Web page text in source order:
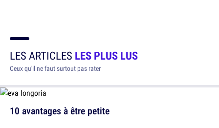
LES ARTICLES LES PLUS LUS
Ceux qu'il ne faut surtout pas rater
10 avantages à être petite